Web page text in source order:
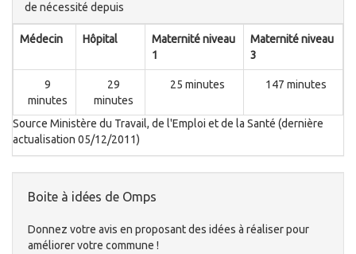
de nécessité depuis
Médecin Hôpital
Maternité niveau
1
Maternité niveau
3
9
minutes
29
minutes
25 minutes 147 minutes
Source Ministère du Travail, de l'Emploi et de la Santé (dernière
actualisation 05/12/2011)
Boite à idées de Omps
Donnez votre avis en proposant des idées à réaliser pour
améliorer votre commune !